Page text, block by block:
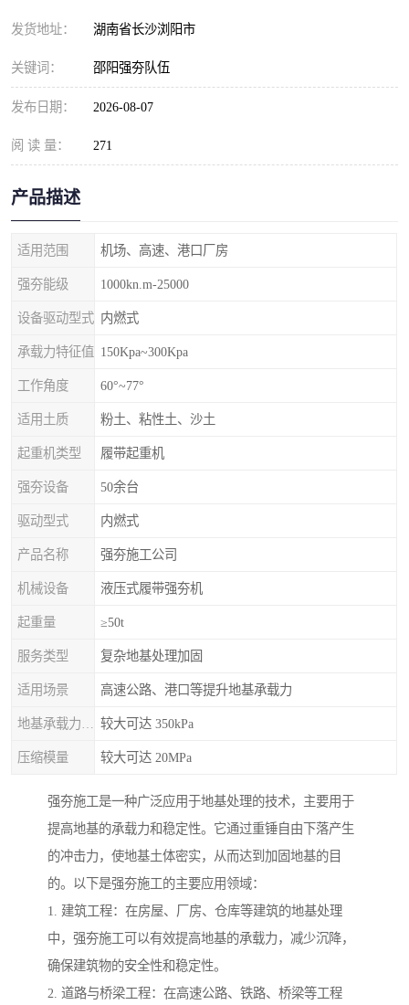
发货地址： 湖南省长沙浏阳市
关键词： 邵阳强夯队伍
发布日期： 2026-08-07
阅 读 量： 271
产品描述
适用范围 机场、高速、港口厂房
强夯能级 1000kn.m-25000
设备驱动型式 内燃式
承载力特征值 150Kpa~300Kpa
工作角度 60°~77°
适用土质 粉土、粘性土、沙土
起重机类型 履带起重机
强夯设备 50余台
驱动型式 内燃式
产品名称 强夯施工公司
机械设备 液压式履带强夯机
起重量 ≥50t
服务类型 复杂地基处理加固
适用场景 高速公路、港口等提升地基承载力
较大可达 350kPa
压缩模量 较大可达 20MPa
强夯施工是一种广泛应用于地基处理的技术，主要用于
提高地基的承载力和稳定性。它通过重锤自由下落产生
的冲击力，使地基土体密实，从而达到加固地基的目
的。以下是强夯施工的主要应用领域：
1. 建筑工程：在房屋、厂房、仓库等建筑的地基处理
中，强夯施工可以有效提高地基的承载力，减少沉降，
确保建筑物的安全性和稳定性。
2. 道路与桥梁工程：在高速公路、铁路、桥梁等工程